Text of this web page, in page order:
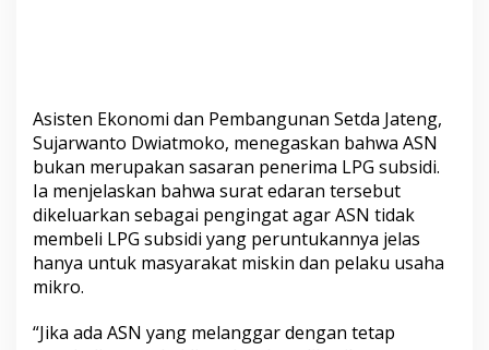
Asisten Ekonomi dan Pembangunan Setda Jateng,
Sujarwanto Dwiatmoko, menegaskan bahwa ASN
bukan merupakan sasaran penerima LPG subsidi.
Ia menjelaskan bahwa surat edaran tersebut
dikeluarkan sebagai pengingat agar ASN tidak
membeli LPG subsidi yang peruntukannya jelas
hanya untuk masyarakat miskin dan pelaku usaha
mikro.
“Jika ada ASN yang melanggar dengan tetap